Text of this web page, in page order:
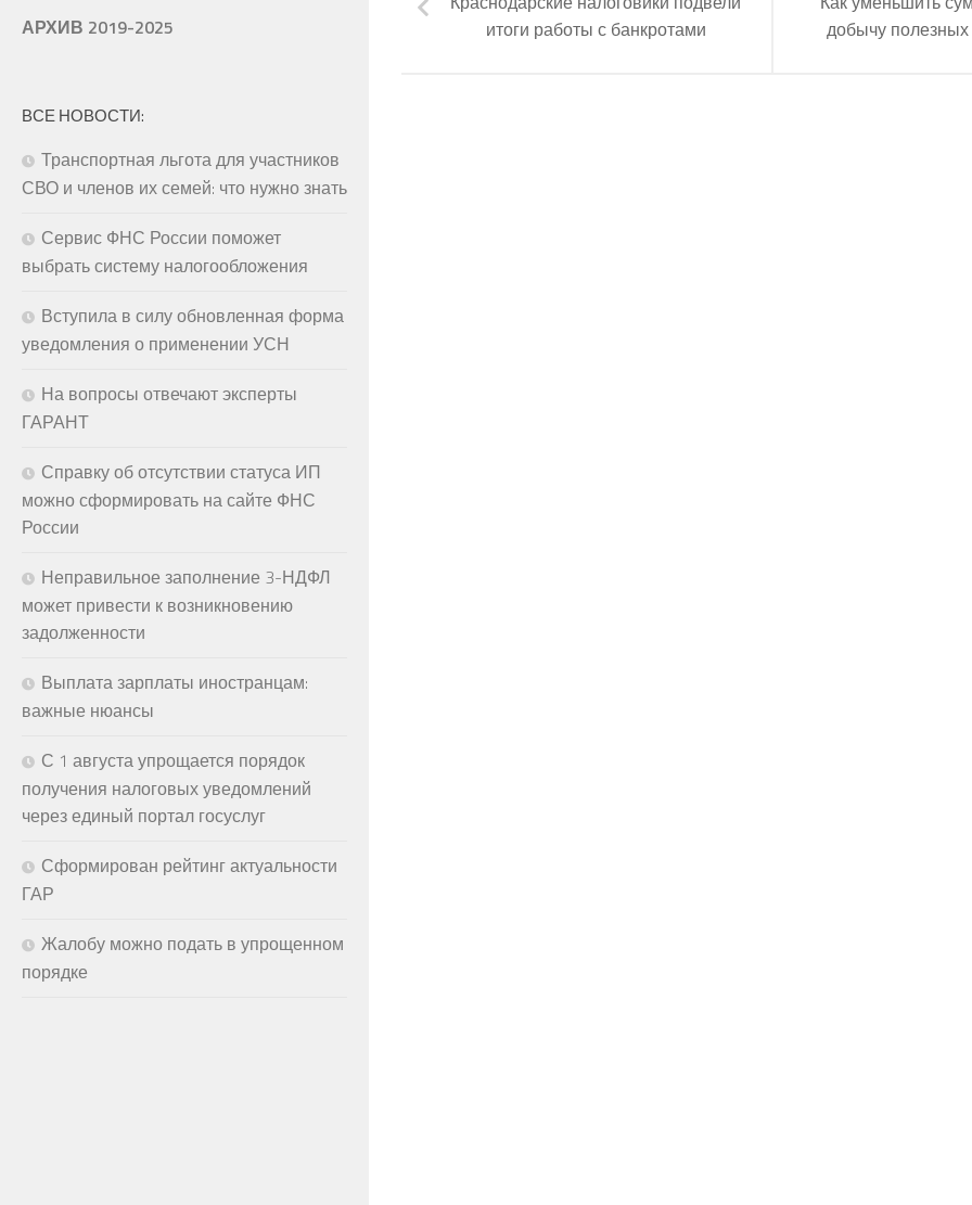
добычу
итоги работы с банкротами
АРХИВ 2019-2025
ВСЕ НОВОСТИ:
Транспортная льгота для участников
СВО и членов их семей: что нужно знать
Сервис ФНС России поможет
выбрать систему налогообложения
Вступила в силу обновленная форма
уведомления о применении УСН
На вопросы отвечают эксперты
ГАРАНТ
Справку об отсутствии статуса ИП
можно сформировать на сайте ФНС
России
Неправильное заполнение 3-НДФЛ
может привести к возникновению
задолженности
Выплата зарплаты иностранцам:
важные нюансы
С 1 августа упрощается порядок
получения налоговых уведомлений
через единый портал госуслуг
Сформирован рейтинг актуальности
ГАР
Жалобу можно подать в упрощенном
порядке